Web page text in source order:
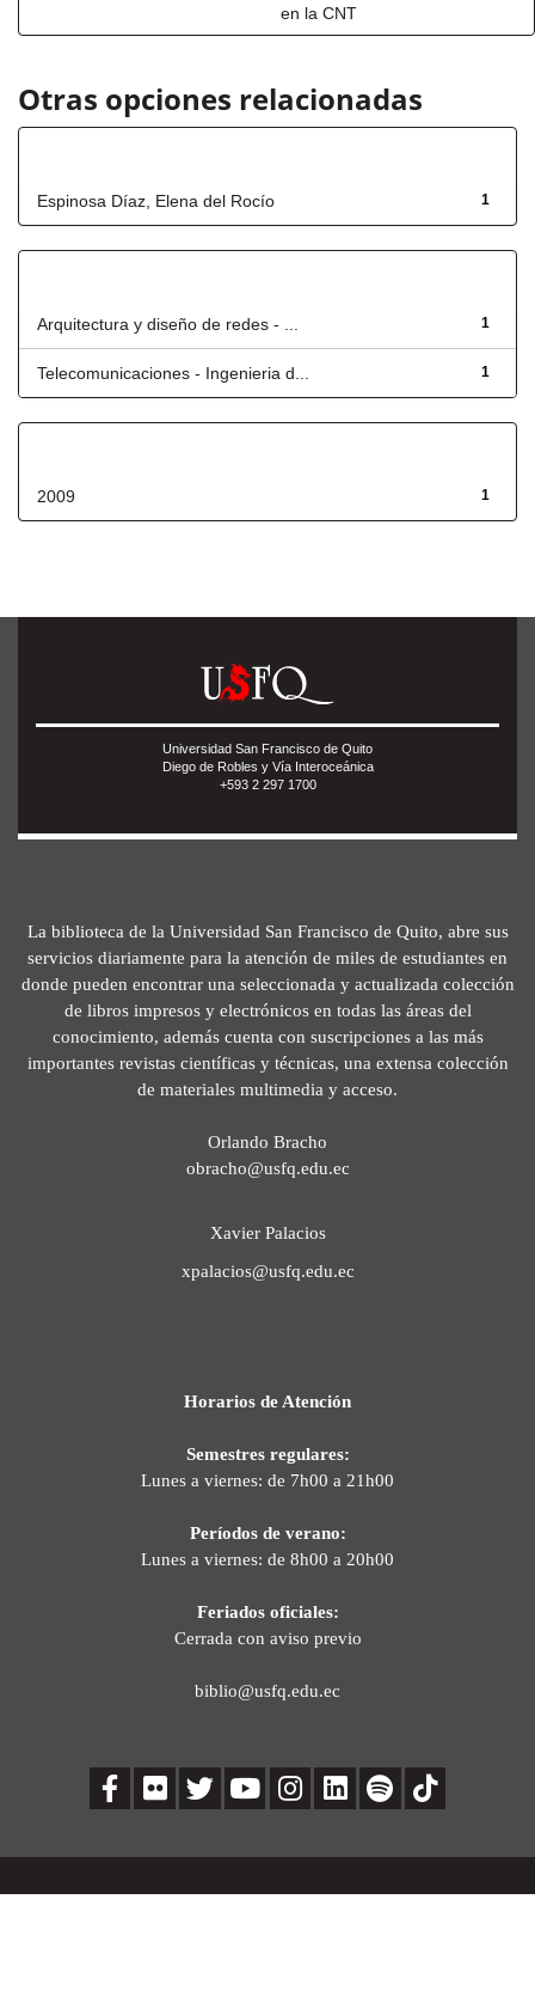
en la CNT
Otras opciones relacionadas
1
Espinosa Díaz, Elena del Rocío
1
Arquitectura y diseño de redes - ...
1
Telecomunicaciones - Ingenieria d...
1
2009
Universidad San Francisco de Quito
Diego de Robles y Vía Interoceánica
+593 2 297 1700
La biblioteca de la Universidad San Francisco de Quito, abre sus
servicios diariamente para la atención de miles de estudiantes en
donde pueden encontrar una seleccionada y actualizada colección
de libros impresos y electrónicos en todas las áreas del
conocimiento, además cuenta con suscripciones a las más
importantes revistas científicas y técnicas, una extensa colección
de materiales multimedia y acceso.
Orlando Bracho
obracho@usfq.edu.ec
Xavier Palacios
xpalacios@usfq.edu.ec
Horarios de Atención
Semestres regulares:
Lunes a viernes: de 7h00 a 21h00
Períodos de verano:
Lunes a viernes: de 8h00 a 20h00
Feriados oficiales:
Cerrada con aviso previo
biblio@usfq.edu.ec